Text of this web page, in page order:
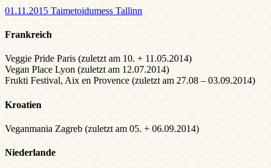
01.11.2015 Taimetoidumess Tallinn
Frankreich
Veggie Pride Paris (zuletzt am 10. + 11.05.2014)
Vegan Place Lyon (zuletzt am 12.07.2014)
Frukti Festival, Aix en Provence (zuletzt am 27.08 – 03.09.2014)
Kroatien
Veganmania Zagreb (zuletzt am 05. + 06.09.2014)
Niederlande